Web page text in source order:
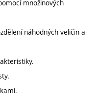
množinových
náhodných veličin a